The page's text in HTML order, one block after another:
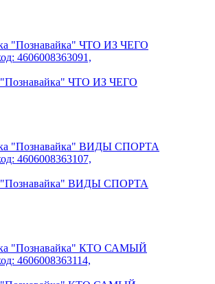
4606008363091,
"Познавайка" ЧТО ИЗ ЧЕГО
4606008363107,
"Познавайка" ВИДЫ СПОРТА
4606008363114,